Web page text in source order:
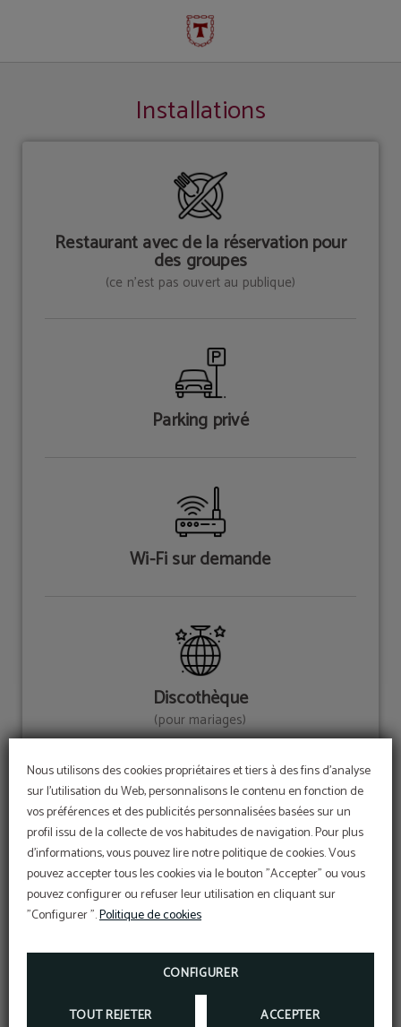
Nous utilisons des cookies propriétaires et tiers à des fins d'analyse
sur l'utilisation du Web, personnalisons le contenu en fonction de
vos préférences et des publicités personnalisées basées sur un
profil issu de la collecte de vos habitudes de navigation. Pour plus
d'informations, vous pouvez lire notre politique de cookies. Vous
pouvez accepter tous les cookies via le bouton "Accepter" ou vous
pouvez configurer ou refuser leur utilisation en cliquant sur
"Configurer ".Politique de cookies
CONFIGURER
TOUT REJETER ACCEPTER
Installations
Restaurant avec de la réservation pour
des groupes
(ce n’est pas ouvert au publique)
Parking privé
Wi-Fi sur demande
Discothèque
(pour mariages)
Snack-bar
Jardin